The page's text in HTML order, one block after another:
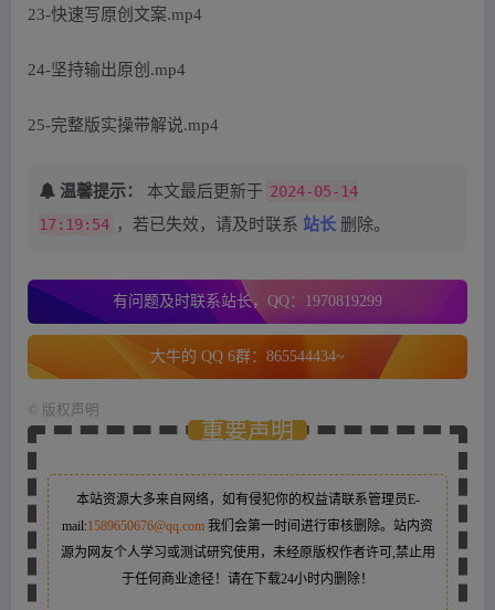
23-快速写原创文案.mp4
24-坚持输出原创.mp4
25-完整版实操带解说.mp4
温馨提示： 本文最后更新于 2024-05-14
17:19:54 ，若已失效，请及时联系 站长 删除。
有问题及时联系站长，QQ：1970819299
大牛的 QQ 6群：865544434~
版权声明
重要声明
本站资源大多来自网络，如有侵犯你的权益请联系管理员E-
mail:1589650676@qq.com 我们会第一时间进行审核删除。站内资
源为网友个人学习或测试研究使用，未经原版权作者许可,禁止用
于任何商业途径！请在下载24小时内删除！